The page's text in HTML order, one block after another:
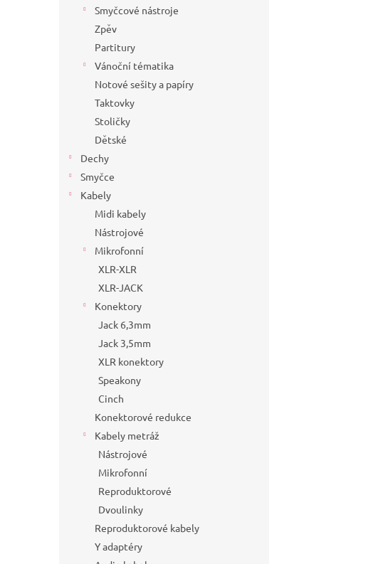
Smyčcové nástroje
Zpěv
Partitury
Vánoční tématika
Notové sešity a papíry
Taktovky
Stoličky
Dětské
Dechy
Smyčce
Kabely
Midi kabely
Nástrojové
Mikrofonní
XLR-XLR
XLR-JACK
Konektory
Jack 6,3mm
Jack 3,5mm
XLR konektory
Speakony
Cinch
Konektorové redukce
Kabely metráž
Nástrojové
Mikrofonní
Reproduktorové
Dvoulinky
Reproduktorové kabely
Y adaptéry